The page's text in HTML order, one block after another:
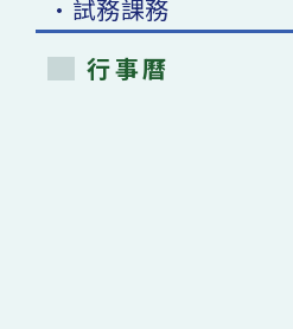
•試務課務
行事曆